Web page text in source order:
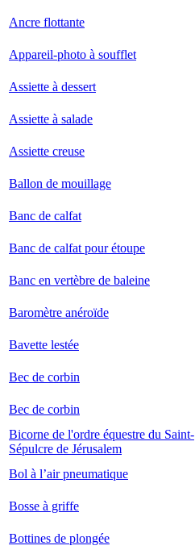
Ancre flottante
Appareil-photo à soufflet
Assiette à dessert
Assiette à salade
Assiette creuse
Ballon de mouillage
Banc de calfat
Banc de calfat pour étoupe
Banc en vertèbre de baleine
Baromètre anéroïde
Bavette lestée
Bec de corbin
Bec de corbin
Bicorne de l'ordre équestre du Saint-
Sépulcre de Jérusalem
Bol à l’air pneumatique
Bosse à griffe
Bottines de plongée